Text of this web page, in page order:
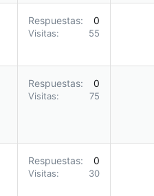
Respuestas 0
Visitas 55
Respuestas 0
Visitas 75
Respuestas 0
Visitas 30